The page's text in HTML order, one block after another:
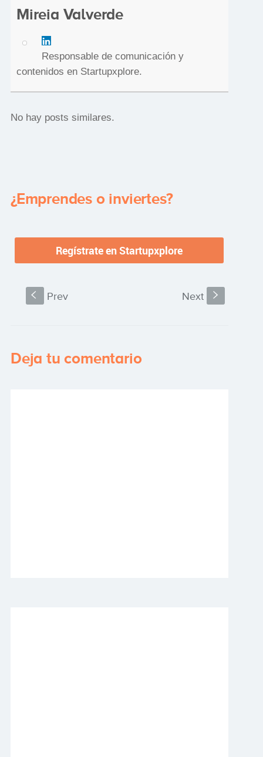
Mireia Valverde
Responsable de comunicación y
contenidos en Startupxplore.
No hay posts similares.
¿Emprendes o inviertes?
S Prev Next s
Deja tu comentario